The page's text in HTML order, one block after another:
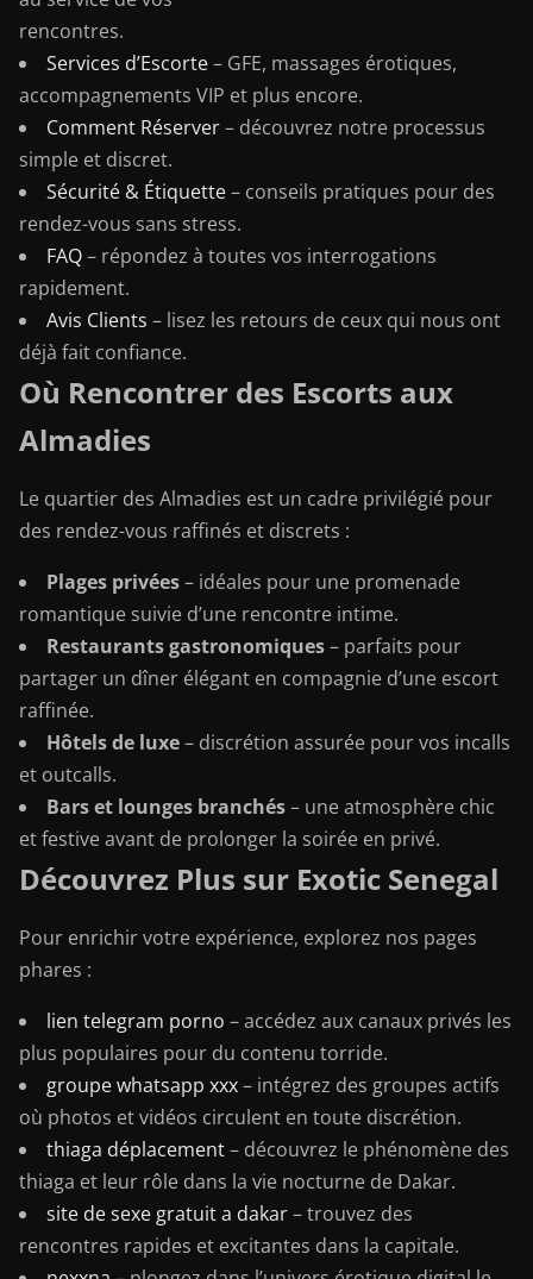
rencontres.
Services d’Escorte– GFE, massages érotiques,
accompagnements VIP et plus encore.
Comment Réserver– découvrez notre processus
simple et discret.
Sécurité & Étiquette– conseils pratiques pour des
rendez-vous sans stress.
FAQ– répondez à toutes vos interrogations
rapidement.
Avis Clients – lisez les retours de ceux qui nous ont
déjà fait confiance.
Où Rencontrer des Escorts aux
Almadies
Le quartier des Almadies est un cadre privilégié pour
des rendez-vous raffinés et discrets :
Plages privées– idéales pour une promenade
romantique suivie d’une rencontre intime.
Restaurants gastronomiques– parfaits pour
partager un dîner élégant en compagnie d’une escort
raffinée.
Hôtels de luxe– discrétion assurée pour vos incalls
et outcalls.
Bars et lounges branchés– une atmosphère chic
et festive avant de prolonger la soirée en privé.
Découvrez Plus sur Exotic Senegal
Pour enrichir votre expérience, explorez nos pages
phares :
lien telegram porno – accédez aux canaux privés les
plus populaires pour du contenu torride.
groupe whatsapp xxx– intégrez des groupes actifs
où photos et vidéos circulent en toute discrétion.
thiaga déplacement– découvrez le phénomène des
thiaga et leur rôle dans la vie nocturne de Dakar.
site de sexe gratuit a dakar– trouvez des
rencontres rapides et excitantes dans la capitale.